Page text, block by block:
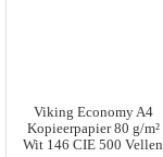
Viking Economy A4
Kopieerpapier 80 g/m²
Wit 146 CIE 500 Vellen